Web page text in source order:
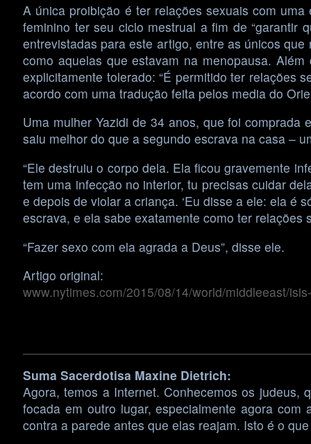
A única proibição é ter relações sexuais com
feminino ter seu ciclo mestrual a fim de “garantir
entrevistadas para este artigo, entre as únicos
como aquelas que estavam na menopausa.
explicitamente tolerado: “É permitido ter relações
acordo com uma tradução feita pelos media do
Uma mulher Yazidi de 34 anos, que foi
saiu melhor do que a segundo escrava na casa –
“Ele destruiu o corpo dela. Ela ficou gravemente
tem uma infecção no interior, tu precisas cuidar
e depois de violar a criança. ‘Eu disse a ele: ela é
escrava, e ela sabe exatamente como ter relações
“Fazer sexo com ela agrada a Deus”, disse ele.
Artigo original:
www.nytimes.com/2015/08/14/world/middleeast/
Suma Sacerdotisa Maxine Dietrich:
Agora, temos a Internet. Conhecemos os judeus,
focada em outro lugar, especialmente agora
contra a parede antes que elas reajam. Isto é o